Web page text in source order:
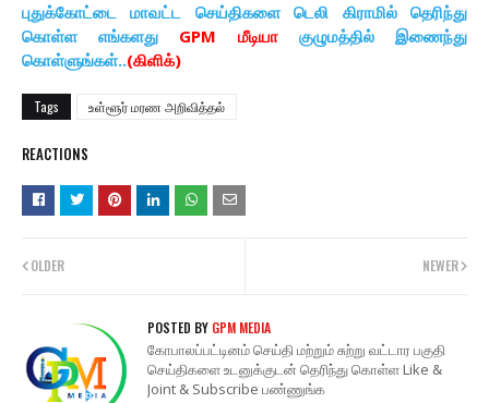
புதுக்கோட்டை மாவட்ட செய்திகளை டெலி கிராமில் தெரிந்து
கொள்ள எங்களது GPM மீடியாகுழுமத்தில் இணைந்து
கொள்ளுங்கள்..(கிளிக்)
Tags உள்ளூர் மரண அறிவித்தல்
REACTIONS
NEWER
OLDER
POSTED BY GPM MEDIA
கோபாலப்பட்டினம் செய்தி மற்றும் சுற்று வட்டார பகுதி
செய்திகளை உடனுக்குடன் தெரிந்து கொள்ள Like &
Joint & Subscribe பண்ணுங்க